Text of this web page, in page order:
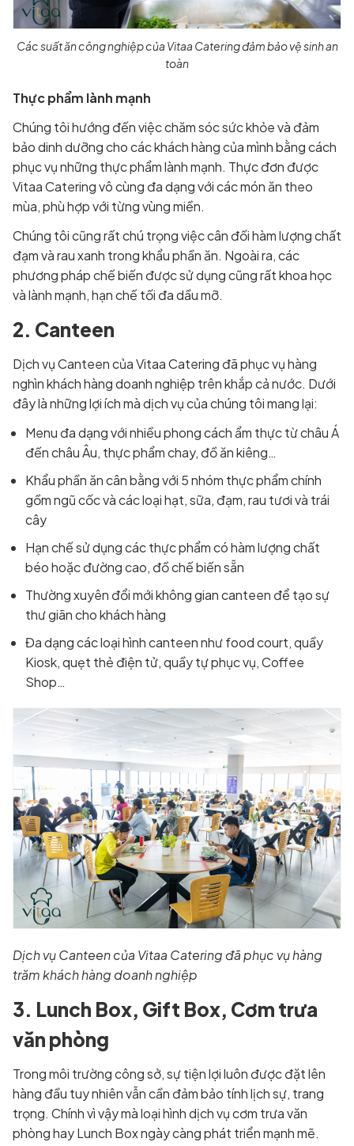
Các suất ăn công nghiệp của Vitaa Catering đảm bảo vệ sinh an
toàn
Thực phẩm lành mạnh
Chúng tôi hướng đến việc chăm sóc sức khỏe và đảm
bảo dinh dưỡng cho các khách hàng của mình bằng cách
phục vụ những thực phẩm lành mạnh. Thực đơn được
Vitaa Catering vô cùng đa dạng với các món ăn theo
mùa, phù hợp với từng vùng miền.
Chúng tôi cũng rất chú trọng việc cân đối hàm lượng chất
đạm và rau xanh trong khẩu phần ăn. Ngoài ra, các
phương pháp chế biến được sử dụng cũng rất khoa học
và lành mạnh, hạn chế tối đa dầu mỡ.
2. Canteen
Dịch vụ Canteen của Vitaa Catering đã phục vụ hàng
nghìn khách hàng doanh nghiệp trên khắp cả nước. Dưới
đây là những lợi ích mà dịch vụ của chúng tôi mang lại:
Menu đa dạng với nhiều phong cách ẩm thực từ châu Á
đến châu Âu, thực phẩm chay, đồ ăn kiêng…
Khẩu phần ăn cân bằng với 5 nhóm thực phẩm chính
gồm ngũ cốc và các loại hạt, sữa, đạm, rau tươi và trái
cây
Hạn chế sử dụng các thực phẩm có hàm lượng chất
béo hoặc đường cao, đồ chế biến sẵn
Thường xuyên đổi mới không gian canteen để tạo sự
thư giãn cho khách hàng
Đa dạng các loại hình canteen như food court, quầy
Kiosk, quẹt thẻ điện tử, quầy tự phục vụ, Coffee
Shop…
Dịch vụ Canteen của Vitaa Catering đã phục vụ hàng
trăm khách hàng doanh nghiệp
3. Lunch Box, Gift Box, Cơm trưa
văn phòng
Trong môi trường công sở, sự tiện lợi luôn được đặt lên
hàng đầu tuy nhiên vẫn cần đảm bảo tính lịch sự, trang
trọng. Chính vì vậy mà loại hình dịch vụ cơm trưa văn
phòng hay Lunch Box ngày càng phát triển mạnh mẽ.